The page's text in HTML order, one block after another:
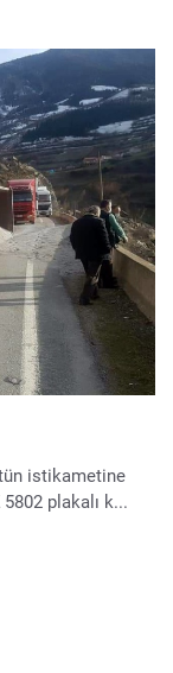
istikametine
plakalı k...